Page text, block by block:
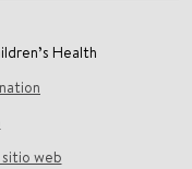
Health
web